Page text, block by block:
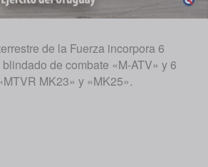
de la Fuerza incorpora 6
de combate «M-ATV» y 6
MK23» y «MK25».